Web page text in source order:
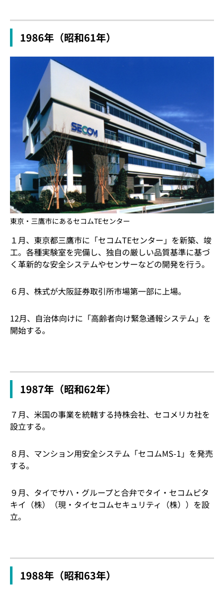
1986年（昭和61年）
東京・三鷹市にあるセコムTEセンター
１月、東京都三鷹市に「セコムTEセンター」を新築、竣
工。各種実験室を完備し、独自の厳しい品質基準に基づ
く革新的な安全システムやセンサーなどの開発を行う。
６月、株式が大阪証券取引所市場第一部に上場。
12月、自治体向けに「高齢者向け緊急通報システム」を
開始する。
1987年（昭和62年）
７月、米国の事業を統轄する持株会社、セコメリカ社を
設立する。
８月、マンション用安全システム「セコムMS-1」を発売
する。
９月、タイでサハ・グループと合弁でタイ・セコムピタ
キイ（株）（現・タイセコムセキュリティ（株））を設
立。
1988年（昭和63年）